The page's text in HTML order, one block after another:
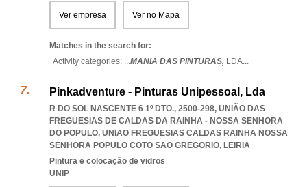
Ver empresa Ver no Mapa
Matches in the search for:
Activity categories: ...MANIA DAS PINTURAS, LDA...
Pinkadventure - Pinturas Unipessoal, Lda
R DO SOL NASCENTE 6 1º DTO., 2500-298, UNIÃO DAS
FREGUESIAS DE CALDAS DA RAINHA - NOSSA SENHORA
DO POPULO, UNIAO FREGUESIAS CALDAS RAINHA NOSSA
SENHORA POPULO COTO SAO GREGORIO, LEIRIA
Pintura e colocação de vidros
UNIP